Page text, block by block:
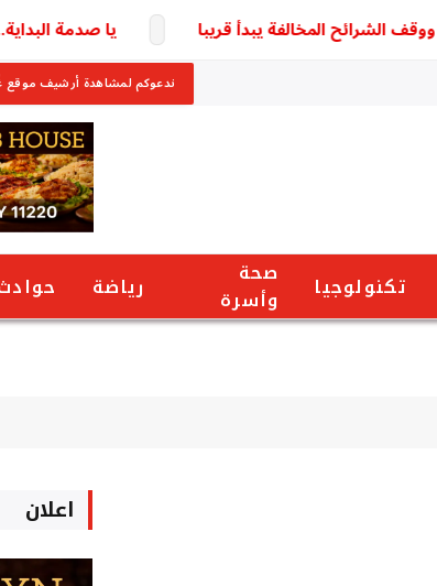
المخالفة يبدأ قريبا يا صدمة
ندعوكم لمشاهدة أرشيف موقع
تكنولوجيا
صحة
وأسرة
رياضة
اعلان